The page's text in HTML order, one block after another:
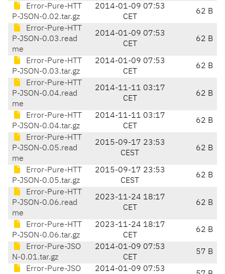
Error-Pure-HTT
P-JSON-0.02.tar.gz
2014-01-09 07:53
CET
62 B
Error-Pure-HTT
P-JSON-0.03.read
me
2014-01-09 07:53
CET
62 B
Error-Pure-HTT
P-JSON-0.03.tar.gz
2014-01-09 07:53
CET
62 B
Error-Pure-HTT
P-JSON-0.04.read
me
2014-11-11 03:17
CET
62 B
Error-Pure-HTT
P-JSON-0.04.tar.gz
2014-11-11 03:17
CET
62 B
Error-Pure-HTT
P-JSON-0.05.read
me
2015-09-17 23:53
CEST
62 B
Error-Pure-HTT
P-JSON-0.05.tar.gz
2015-09-17 23:53
CEST
62 B
Error-Pure-HTT
P-JSON-0.06.read
me
2023-11-24 18:17
CET
62 B
Error-Pure-HTT
P-JSON-0.06.tar.gz
2023-11-24 18:17
CET
62 B
Error-Pure-JSO
N-0.01.tar.gz
2014-01-09 07:53
CET
57 B
Error-Pure-JSO 2014-01-09 07:53